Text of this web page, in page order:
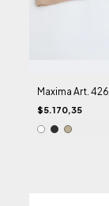
Maxima Art. 426
$5.170,35